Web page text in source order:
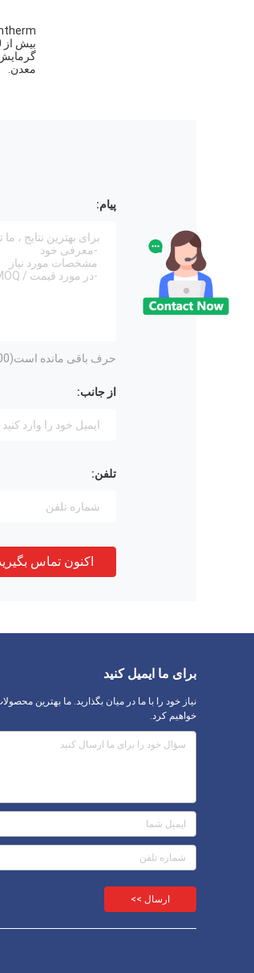
معدن.
پیام:
حرف باقی مانده است(
از جانب:
تلفن:
اکنون تماس
برای ما ایمیل کنید
نیاز خود را با ما در میان بگذارید. ما بهترین
خواهیم کرد.
ارسال >>